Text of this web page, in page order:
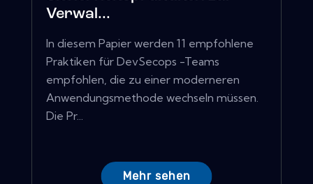
Verwal...
In diesem Papier werden 11 empfohlene
Praktiken für DevSecops -Teams
empfohlen, die zu einer moderneren
Anwendungsmethode wechseln müssen.
Die Pr...
Mehr sehen